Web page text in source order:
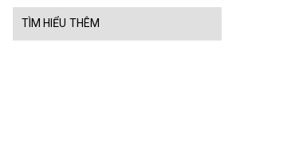
TÌM HIỂU THÊM